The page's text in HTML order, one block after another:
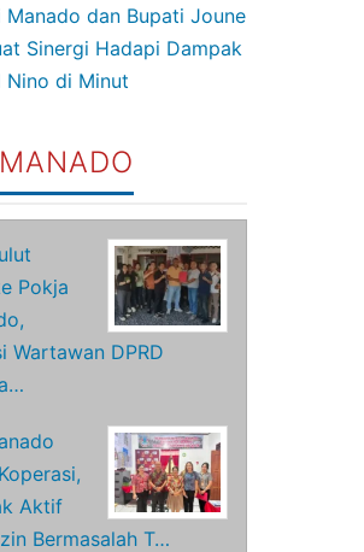
Manado dan Bupati Joune
Sinergi Hadapi Dampak
Nino di Minut
Pokja
Wartawan DPRD
Aktif
Bermasalah T…